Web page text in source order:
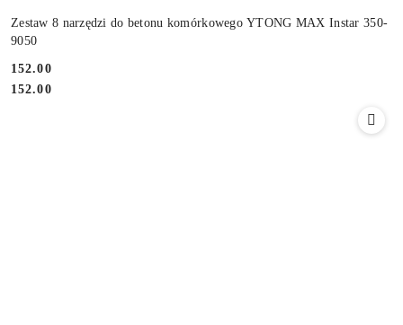
Zestaw 8 narzędzi do betonu komórkowego YTONG MAX Instar 350-
9050
Cena:
152.00
Cena:
152.00